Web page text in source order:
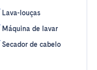
Lava-louças
Máquina de lavar
Secador de cabelo